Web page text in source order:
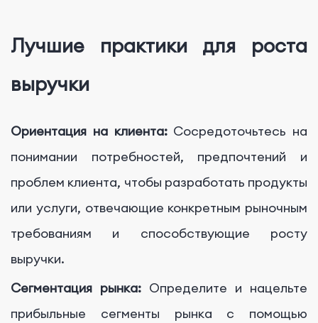
Лучшие практики для роста
выручки
Ориентация на клиента: Сосредоточьтесь на
понимании потребностей, предпочтений и
проблем клиента, чтобы разработать продукты
или услуги, отвечающие конкретным рыночным
требованиям и способствующие росту
выручки.
Сегментация рынка: Определите и нацельте
прибыльные сегменты рынка с помощью